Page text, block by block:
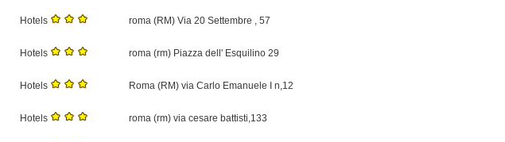
Hotels roma (RM) Via 20 Settembre , 57
Hotels roma (rm) Piazza dell' Esquilino 29
Hotels Roma (RM) via Carlo Emanuele I n,12
Hotels roma (rm) via cesare battisti,133